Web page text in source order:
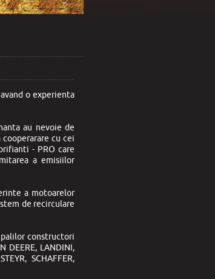
o experienta
au nevoie de
cu cei
- PRO care
a emisiilor
a motoarelor
de recirculare
constructori
DEERE, LANDINI,
SCHAFFER,